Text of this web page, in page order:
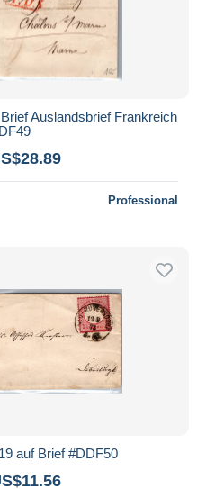
Auslandsbrief Frankreich
Professional
auf Brief #DDF50